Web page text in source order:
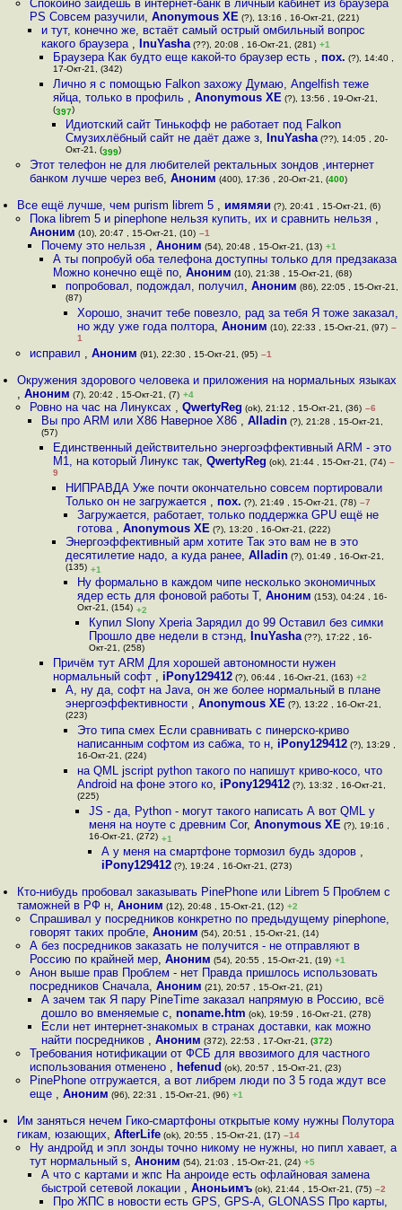
Спокойно зайдёшь в интернет-банк в личный кабинет из браузера
PS Совсем разучили, Anonymous XE (?), 13:16 , 16-Окт-21, (221)
и тут, конечно же, встаёт самый острый омбильный вопрос
какого браузера , InuYasha(??), 20:08 , 16-Окт-21, (281) +1
Браузера Как будто еще какой-то браузер есть , пох. (?), 14:40 ,
17-Окт-21, (342)
Лично я с помощью Falkon захожу Думаю, Angelfish теже
яйца, только в профиль ,Anonymous XE (?), 13:56 , 19-Окт-21,
(397)
Идиотский сайт Тинькофф не работает под Falkon
Смузихлёбный сайт не даёт даже з, InuYasha(??), 14:05 , 20-
Окт-21, (399)
Этот телефон не для любителей ректальных зондов ,интернет
банком лучше через веб, Аноним (400), 17:36 , 20-Окт-21, (400)
Все ещё лучше, чем purism librem 5 , имямяи (?), 20:41 , 15-Окт-21, (6)
Пока librem 5 и pinephone нельзя купить, их и сравнить нельзя ,
Аноним (10), 20:47 , 15-Окт-21, (10) –1
Почему это нельзя , Аноним (54), 20:48 , 15-Окт-21, (13) +1
А ты попробуй оба телефона доступны только для предзаказа
Можно конечно ещё по,Аноним (10), 21:38 , 15-Окт-21, (68)
попробовал, подождал, получил, Аноним (86), 22:05 , 15-Окт-21,
(87)
Хорошо, значит тебе повезло, рад за тебя Я тоже заказал,
но жду уже года полтора, Аноним (10), 22:33 , 15-Окт-21, (97) –
1
исправил , Аноним (91), 22:30 , 15-Окт-21, (95) –1
Окружения здорового человека и приложения на нормальных языках
,Аноним (7), 20:42 , 15-Окт-21, (7) +4
Ровно на час на Линуксах , QwertyReg (ok), 21:12 , 15-Окт-21, (36) –6
Вы про ARM или X86 Наверное X86 , Alladin(?), 21:28 , 15-Окт-21,
(57)
Единственный действительно энергоэффективный ARM - это
M1, на который Линукс так,QwertyReg (ok), 21:44 , 15-Окт-21, (74) –
9
НИПРАВДА Уже почти окончательно совсем портировали
Только он не загружается , пох. (?), 21:49 , 15-Окт-21, (78) –7
Загружается, работает, только поддержка GPU ещё не
готова , Anonymous XE (?), 13:20 , 16-Окт-21, (222)
Энергоэффективный арм хотите Так это вам не в это
десятилетие надо, а куда ранее, Alladin(?), 01:49 , 16-Окт-21,
(135) +1
Ну формально в каждом чипе несколько экономичных
ядер есть для фоновой работы Т, Аноним (153), 04:24 , 16-
Окт-21, (154) +2
Купил Slony Xperia Зарядил до 99 Оставил без симки
Прошло две недели в стэнд, InuYasha (??), 17:22 , 16-
Окт-21, (258)
Причём тут ARM Для хорошей автономности нужен
нормальный софт , iPony129412 (?), 06:44 , 16-Окт-21, (163) +2
А, ну да, софт на Java, он же более нормальный в плане
энергоэффективности , Anonymous XE (?), 13:22 , 16-Окт-21,
(223)
Это типа смех Если сравнивать с пинерско-криво
написанным софтом из сабжа, то н, iPony129412(?), 13:29 ,
16-Окт-21, (224)
на QML jscript python такого по напишут криво-косо, что
Android на фоне этого ко, iPony129412(?), 13:32 , 16-Окт-21,
(225)
JS - да, Python - могут такого написать А вот QML у
меня на ноуте с древним Cor,Anonymous XE (?), 19:16 ,
16-Окт-21, (272) +1
А у меня на смартфоне тормозил будь здоров ,
iPony129412(?), 19:24 , 16-Окт-21, (273)
Кто-нибудь пробовал заказывать PinePhone или Librem 5 Проблем с
таможней в РФ н,Аноним (12), 20:48 , 15-Окт-21, (12) +2
Спрашивал у посредников конкретно по предыдущему pinephone,
говорят таких пробле, Аноним (54), 20:51 , 15-Окт-21, (14)
А без посредников заказать не получится - не отправляют в
Россию по крайней мер, Аноним (54), 20:55 , 15-Окт-21, (19) +1
Анон выше прав Проблем - нет Правда пришлось использовать
посредников Сначала, Аноним (21), 20:57 , 15-Окт-21, (21)
А зачем так Я пару PineTime заказал напрямую в Россию, всё
дошло во вменяемые с, noname.htm (ok), 19:59 , 16-Окт-21, (278)
Если нет интернет-знакомых в странах доставки, как можно
найти посредников , Аноним (372), 22:53 , 17-Окт-21, (372)
Требования нотификации от ФСБ для ввозимого для частного
использования отменено , hefenud (ok), 20:57 , 15-Окт-21, (23)
PinePhone отгружается, а вот либрем люди по 3 5 года ждут все
еще , Аноним (96), 22:31 , 15-Окт-21, (96) +1
Им заняться нечем Гико-смартфоны открытые кому нужны Полутора
гикам, юзающих,AfterLife (ok), 20:55 , 15-Окт-21, (17) –14
Ну андройд и эпл зонды точно никому не нужны, но пипл хавает, а
тут нормальный s, Аноним (54), 21:03 , 15-Окт-21, (24) +5
А что с картами и жпс На анроиде есть офлайновая замена
быстрой сетевой локации , Аноньимъ(ok), 21:44 , 15-Окт-21, (75) –2
Про ЖПС в новости есть GPS, GPS-A, GLONASS Про карты,